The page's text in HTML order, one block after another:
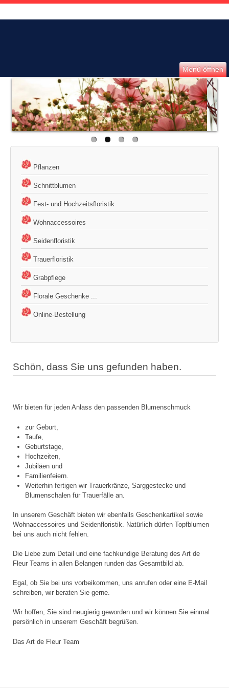
Menü öffnen
Pflanzen
Schnittblumen
Fest- und Hochzeitsfloristik
Wohnaccessoires
Seidenfloristik
Trauerfloristik
Grabpflege
Florale Geschenke ...
Online-Bestellung
Schön, dass Sie uns gefunden haben.
Wir bieten für jeden Anlass den passenden Blumenschmuck
zur Geburt,
Taufe,
Geburtstage,
Hochzeiten,
Jubiläen und
Familienfeiern.
Weiterhin fertigen wir Trauerkränze, Sarggestecke und
Blumenschalen für Trauerfälle an.
In unserem Geschäft bieten wir ebenfalls Geschenkartikel sowie
Wohnaccessoires und Seidenfloristik. Natürlich dürfen Topfblumen
bei uns auch nicht fehlen.
Die Liebe zum Detail und eine fachkundige Beratung des Art de
Fleur Teams in allen Belangen runden das Gesamtbild ab.
Egal, ob Sie bei uns vorbeikommen, uns anrufen oder eine E-Mail
schreiben, wir beraten Sie gerne.
Wir hoffen, Sie sind neugierig geworden und wir können Sie einmal
persönlich in unserem Geschäft begrüßen.
Das Art de Fleur Team